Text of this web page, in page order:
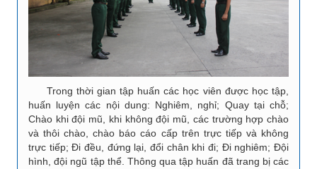
Trong thời gian tập huấn các học viên được học tập,
huấn luyện các nội dung: Nghiêm, nghỉ; Quay tại chỗ;
Chào khi đội mũ, khi không đội mũ, các trường hợp chào
và thôi chào, chào báo cáo cấp trên trực tiếp và không
trực tiếp; Đi đều, đứng lại, đổi chân khi đi; Đi nghiêm; Đội
hình, đội ngũ tập thể. Thông qua tập huấn đã trang bị các